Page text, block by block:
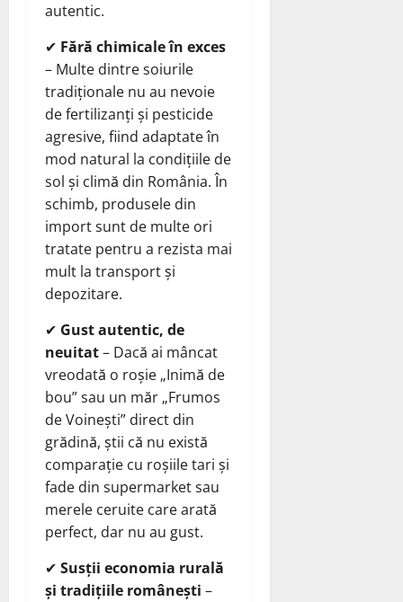
autentic.
✔ Fără chimicale în exces
– Multe dintre soiurile
tradiționale nu au nevoie
de fertilizanți și pesticide
agresive, fiind adaptate în
mod natural la condițiile de
sol și climă din România. În
schimb, produsele din
import sunt de multe ori
tratate pentru a rezista mai
mult la transport și
depozitare.
✔ Gust autentic, de
neuitat– Dacă ai mâncat
vreodată o roșie „Inimă de
bou” sau un măr „Frumos
de Voinești” direct din
grădină, știi că nu există
comparație cu roșiile tari și
fade din supermarket sau
merele ceruite care arată
perfect, dar nu au gust.
✔ Susții economia rurală
și tradițiile românești –